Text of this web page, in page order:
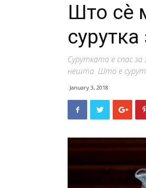
Што сѐ
Сурутката е спас
нешта. Што е
January 3, 2018